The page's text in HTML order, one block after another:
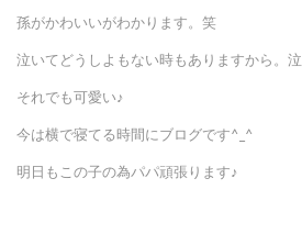
孫がかわいいがわかります。笑
泣いてどうしよもない時もありますから。泣
それでも可愛い♪
今は横で寝てる時間にブログです^_^
明日もこの子の為パパ頑張ります♪